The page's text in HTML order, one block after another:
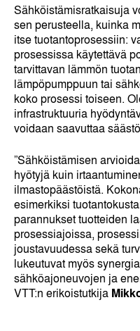
Sähköistämisratkaisuja
sen perusteella, kuinka
itse tuotantoprosessiin:
prosessissa käytettävä
tarvittavan lämmön
lämpöpumppuun tai
koko prosessi toiseen.
infrastruktuuria
voidaan saavuttaa
”Sähköistämisen
hyötyjä kuin
ilmastopäästöistä.
esimerkiksi
parannukset tuotteiden
prosessiajoissa,
joustavuudessa sekä
lukeutuvat myös
sähköajoneuvojen ja
VTT:n erikoistutkija